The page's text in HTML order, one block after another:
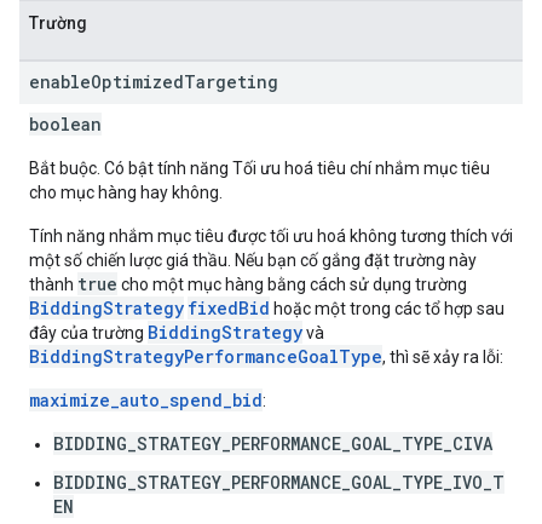
Trường
enableOptimizedTargeting
boolean
Bắt buộc. Có bật tính năng Tối ưu hoá tiêu chí nhắm mục tiêu
cho mục hàng hay không.
Tính năng nhắm mục tiêu được tối ưu hoá không tương thích với
một số chiến lược giá thầu. Nếu bạn cố gắng đặt trường này
thành true cho một mục hàng bằng cách sử dụng trường
BiddingStrategy fixedBid hoặc một trong các tổ hợp sau
đây của trường BiddingStrategyvà
BiddingStrategyPerformanceGoalType, thì sẽ xảy ra lỗi:
maximize_auto_spend_bid:
BIDDING_STRATEGY_PERFORMANCE_GOAL_TYPE_CIVA
BIDDING_STRATEGY_PERFORMANCE_GOAL_TYPE_IVO_T
EN